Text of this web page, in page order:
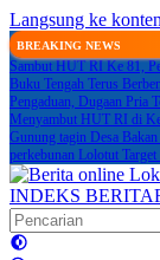
Langsung ke konten
BREAKING NEWS
Sambut HUT RI Ke 81,
Buku Tengah Terus
Pengaduan, Dugaan Pria
Menyambut HUT RI di
Gunung tagin Desa
perkebunan Lolotut
INDEKS BERITA